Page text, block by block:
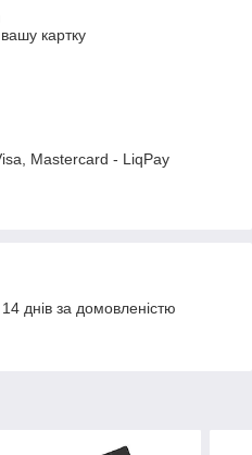
картку
Mastercard - LiqPay
днів за домовленістю